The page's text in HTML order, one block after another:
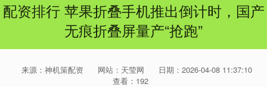
配资排行 苹果折叠手机推出倒计时，国产
无痕折叠屏量产“抢跑”
来源：神机策配资 网站：天莹网
日期：2026-04-08 11:37:10
查看：192